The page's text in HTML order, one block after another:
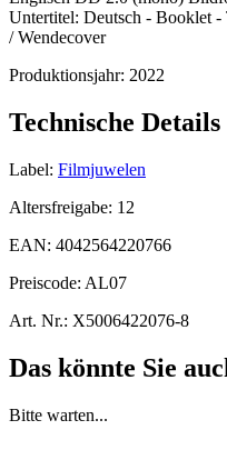
Untertitel: Deutsch - Booklet
/ Wendecover
Produktionsjahr: 2022
Technische Details
Label: Filmjuwelen
Altersfreigabe: 12
EAN: 4042564220766
Preiscode: AL07
Art. Nr.: X5006422076-8
Das könnte Sie
Bitte warten...